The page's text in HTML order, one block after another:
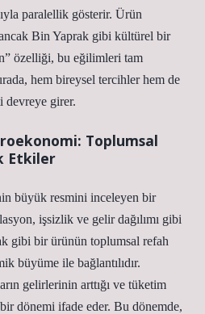
paralellik gösterir. Ürün
ancak Bin Yaprak gibi kültürel bir
özelliği, bu eğilimleri tam
hem bireysel tercihler hem de
devreye girer.
Toplumsal
Etkiler
büyük resmini inceleyen bir
işsizlik ve gelir dağılımı gibi
gibi bir ürünün toplumsal refah
büyüme ile bağlantılıdır.
gelirlerinin arttığı ve tüketim
dönemi ifade eder. Bu dönemde,